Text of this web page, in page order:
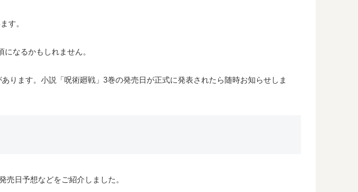
す。
なるかもしれません。
ります。小説「呪術廻戦」3巻の発売日が正式に発表されたら随時お知らせしま
日予想などをご紹介しました。